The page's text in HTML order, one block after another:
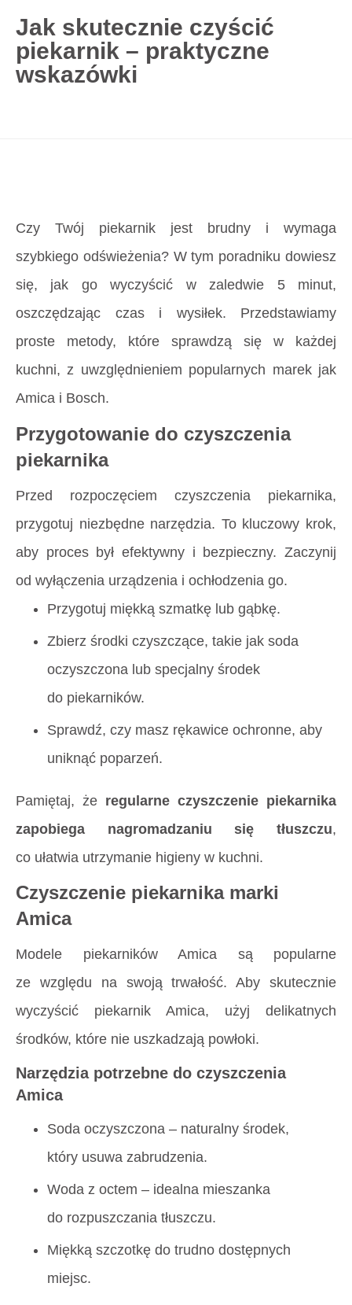
727 775 478
Jak skutecznie czyścić
piekarnik – praktyczne
wskazówki
Czy Twój piekarnik jest brudny i wymaga
szybkiego odświeżenia? W tym poradniku dowiesz
się, jak go wyczyścić w zaledwie 5 minut,
oszczędzając czas i wysiłek. Przedstawiamy
proste metody, które sprawdzą się w każdej
kuchni, z uwzględnieniem popularnych marek jak
Amica i Bosch.
Przygotowanie do czyszczenia
piekarnika
Przed rozpoczęciem czyszczenia piekarnika,
przygotuj niezbędne narzędzia. To kluczowy krok,
aby proces był efektywny i bezpieczny. Zaczynij
od wyłączenia urządzenia i ochłodzenia go.
Przygotuj miękką szmatkę lub gąbkę.
Zbierz środki czyszczące, takie jak soda
oczyszczona lub specjalny środek
do piekarników.
Sprawdź, czy masz rękawice ochronne, aby
uniknąć poparzeń.
Pamiętaj, że regularne czyszczenie piekarnika
zapobiega nagromadzaniu się tłuszczu,
co ułatwia utrzymanie higieny w kuchni.
Czyszczenie piekarnika marki
Amica
Modele piekarników Amica są popularne
ze względu na swoją trwałość. Aby skutecznie
wyczyścić piekarnik Amica, użyj delikatnych
środków, które nie uszkadzają powłoki.
Narzędzia potrzebne do czyszczenia
Amica
Soda oczyszczona – naturalny środek,
który usuwa zabrudzenia.
Woda z octem – idealna mieszanka
do rozpuszczania tłuszczu.
Miękką szczotkę do trudno dostępnych
miejsc.